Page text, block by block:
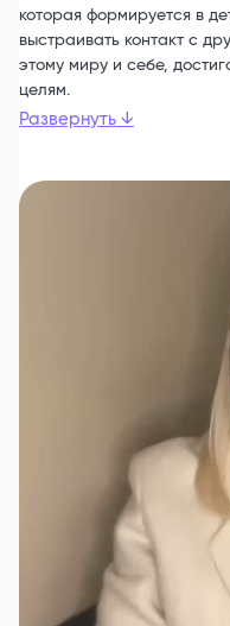
которая формируется в
выстраивать контакт с
этому миру и себе,
целям.
Развернуть ↓